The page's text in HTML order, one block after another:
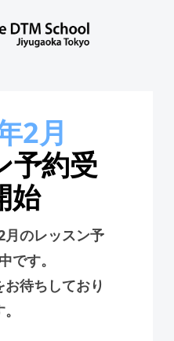
2月
予約受
始
のレッスン予
です。
待ちしており